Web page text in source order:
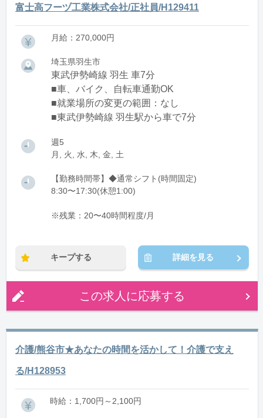
富士高フーヅ工業株式会社/正社員/H129411
月給：270,000円
埼玉県羽生市
東武伊勢崎線 羽生 車7分
■車、バイク、自転車通勤OK
■就業場所の変更の範囲：なし
■東武伊勢崎線 羽生駅から車で7分
週5
月, 火, 水, 木, 金, 土
【勤務時間帯】◆通常シフト(時間固定)
8:30〜17:30(休憩1:00)
※残業：20〜40時間程度/月
キープする 詳細を見る
この求人に応募する
介護/熊谷市★あなたの時間を活かして！介護で支え
る/H128953
時給：1,700円～2,100円